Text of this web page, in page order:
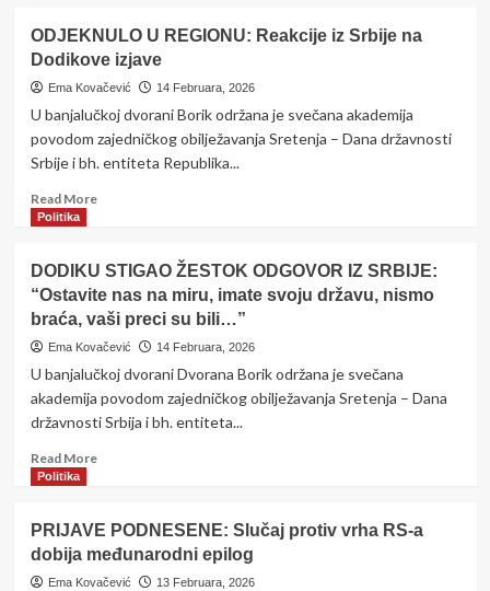
imenu.
Nevin
ležim
zatvoru”
Uz
nastavak
mjera
podrške
plata
u
Srpskoj
mogla
biti
2.500
ODJEKNULO U REGIONU: Reakcije iz Srbije na
Dodikove izjave
Ema Kovačević 14 Februara, 2026
U banjalučkoj dvorani Borik održana je svečana akademija
povodom zajedničkog obilježavanja Sretenja – Dana državnosti
Srbije i bh. entiteta Republika...
Read MoreRead
U
REGIONU:
Reakcije
iz
na
Dodikove
izjave
Politika
DODIKU STIGAO ŽESTOK ODGOVOR IZ SRBIJE:
“Ostavite nas na miru, imate svoju državu, nismo
braća, vaši preci su bili…”
Ema Kovačević 14 Februara, 2026
U banjalučkoj dvorani Dvorana Borik održana je svečana
akademija povodom zajedničkog obilježavanja Sretenja – Dana
državnosti Srbija i bh. entiteta...
Read MoreRead
STIGAO
ŽESTOK
ODGOVOR
Politika
PRIJAVE PODNESENE: Slučaj protiv vrha RS-a
dobija međunarodni epilog
Ema Kovačević 13 Februara, 2026